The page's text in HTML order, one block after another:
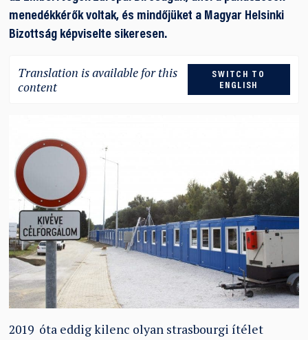
menedékkérők voltak, és mindőjüket a Magyar Helsinki
Bizottság képviselte sikeresen.
Translation is available for this
content
SWITCH TO
ENGLISH
2019 óta eddig kilenc olyan strasbourgi ítélet